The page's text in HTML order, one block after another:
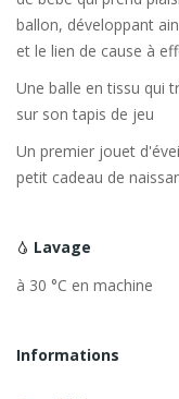
ballon, développant
et le lien de cause à
Une balle en tissu qui
sur son tapis de jeu
Un premier jouet
petit cadeau de
Lavage
à 30 °C en machine
Informations